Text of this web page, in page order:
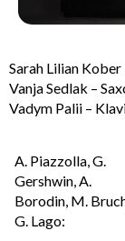
Sarah Lilian Kober
Vanja Sedlak –
Vadym Palii –
A. Piazzolla, G.
Gershwin, A.
Borodin, M.
G. Lago: